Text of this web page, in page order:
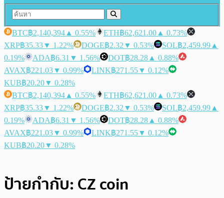
BTC฿2,140,394 ▲ 0.55% ETH฿62,621.00 ▲ 0.73%
XRP฿35.33▼ 1.22% DOGE฿2.32 ▼ 0.53% SOL฿2,459.99 ▲
0.19%
ADA฿6.31 ▼ 1.56% DOT฿28.28 ▲ 0.88%
AVAX฿221.03▼ 0.99% LINK฿271.55▼ 0.12%
KUB฿20.20▼ 0.28%
BTC฿2,140,394 ▲ 0.55% ETH฿62,621.00 ▲ 0.73%
XRP฿35.33▼ 1.22% DOGE฿2.32 ▼ 0.53% SOL฿2,459.99 ▲
0.19%
ADA฿6.31 ▼ 1.56% DOT฿28.28 ▲ 0.88%
AVAX฿221.03▼ 0.99% LINK฿271.55▼ 0.12%
KUB฿20.20▼ 0.28%
ป้ายกำกับ: CZ coin